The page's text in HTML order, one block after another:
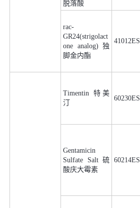
脱落酸
rac-
GR24(strigolact
one analog) 独
脚金内酯
41012ES
Timentin 特美
汀
60230ES
Gentamicin
Sulfate Salt 硫
酸庆大霉素
60214ES